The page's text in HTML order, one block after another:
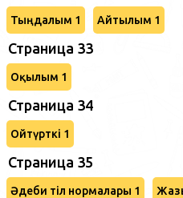
Тыңдалым 1 Айтылым 1
Страница 33
Оқылым 1
Страница 34
Ойтүрткі 1
Страница 35
Әдеби тіл нормалары 1